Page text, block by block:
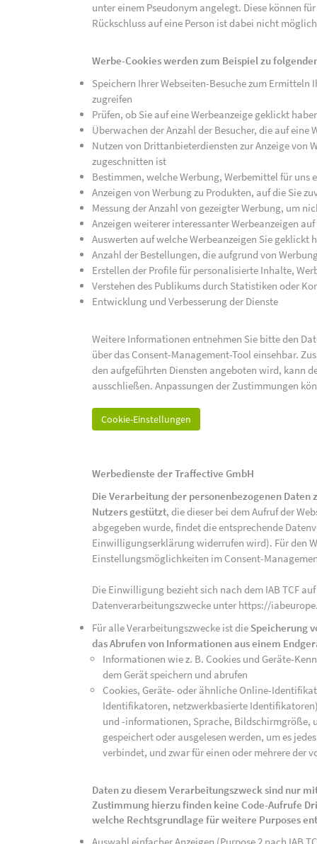
unter einem Pseudonym angelegt. Diese können
Rückschluss auf eine Person ist dabei nicht
Werbe-Cookies werden zum Beispiel zu
Speichern Ihrer Webseiten-Besuche zum
zugreifen
Prüfen, ob Sie auf eine Werbeanzeige geklickt
Überwachen der Anzahl der Besucher, die auf
Nutzen von Drittanbieterdiensten zur Anzeige von
zugeschnitten ist
Bestimmen, welche Werbung, Werbemittel für uns
Anzeigen von Werbung zu Produkten, auf die Sie
Messung der Anzahl von gezeigter Werbung, um
Anzeigen weiterer interessanter Werbeanzeigen
Auswerten auf welche Werbeanzeigen Sie geklickt
Anzahl der Bestellungen, die aufgrund von
Erstellen der Profile für personalisierte Inhalte,
Verstehen des Publikums durch Statistiken oder
Entwicklung und Verbesserung der Dienste
Weitere Informationen entnehmen Sie bitte den
über das Consent-Management-Tool einsehbar.
den aufgeführten Diensten angeboten wird, kann
ausschließen. Anpassungen der Zustimmungen
Cookie-Einstellungen
Werbedienste der Traffective GmbH
Die Verarbeitung der personenbezogenen
Nutzers gestützt, die dieser bei dem Aufruf der
abgegeben wurde, findet die entsprechende
Einwilligungserklärung widerrufen wird). Für den
Einstellungsmöglichkeiten im Consent-
Die Einwilligung bezieht sich nach dem IAB TCF
Datenverarbeitungszwecke unter https://
Für alle Verarbeitungszwecke ist die Speicherung
das Abrufen von Informationen aus einem
Informationen wie z. B. Cookies und Geräte-
dem Gerät speichern und abrufen
Cookies, Geräte- oder ähnliche Online-
Identifikatoren, netzwerkbasierte
und -informationen, Sprache, Bildschirmgröße,
gespeichert oder ausgelesen werden, um es
verbindet, und zwar für einen oder mehrere der
Daten zu diesem Verarbeitungszweck sind nur
Zustimmung hierzu finden keine Code-Aufrufe
welche Rechtsgrundlage für weitere Purposes